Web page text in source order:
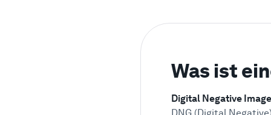
Was ist
Digital Negative Image